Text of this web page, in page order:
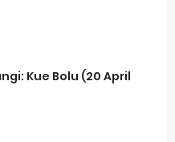
Kue Bolu (20 April